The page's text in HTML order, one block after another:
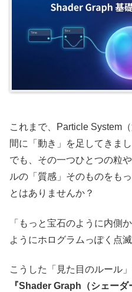
これまで、Particle System
間に「動き」を足してきまし
でも、その一つひとつの粒
ルの「質感」そのものをも
とはありませんか？
「もっと宝石のように内側
ようにホログラムっぽく点滅
こうした「見た目のルール
『Shader Graph（シェーダ